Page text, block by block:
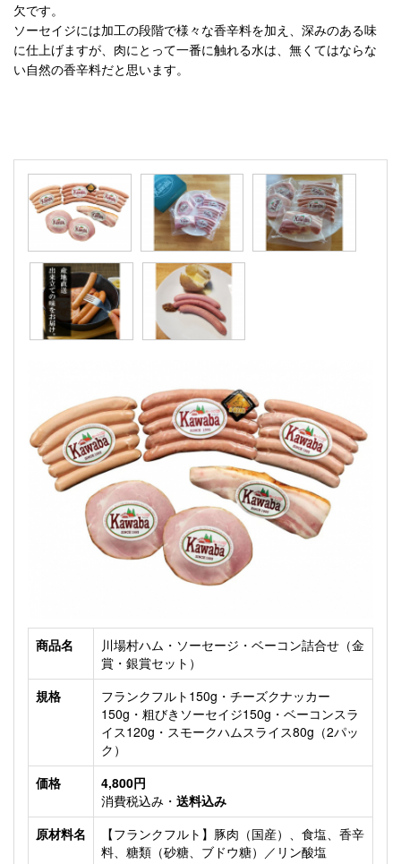
欠です。
ソーセイジには加工の段階で様々な香辛料を加え、深みのある味
に仕上げますが、肉にとって一番に触れる水は、無くてはならな
い自然の香辛料だと思います。
商品名
川場村ハム・ソーセージ・ベーコン詰合せ（金
賞・銀賞セット）
規格
フランクフルト150g・チーズクナッカー
150g・粗びきソーセイジ150g・ベーコンスラ
イス120g・スモークハムスライス80g（2パッ
ク）
価格
4,800円
消費税込み・ 送料込み
原材料名
【フランクフルト】豚肉（国産）、食塩、香辛
料、糖類（砂糖、ブドウ糖）／リン酸塩